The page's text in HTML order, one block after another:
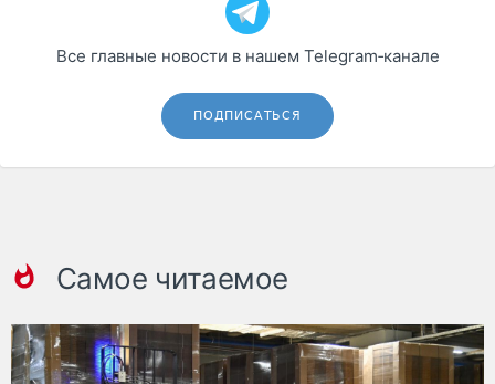
Все главные новости в нашем Telegram‑канале
ПОДПИСАТЬСЯ
Самое читаемое